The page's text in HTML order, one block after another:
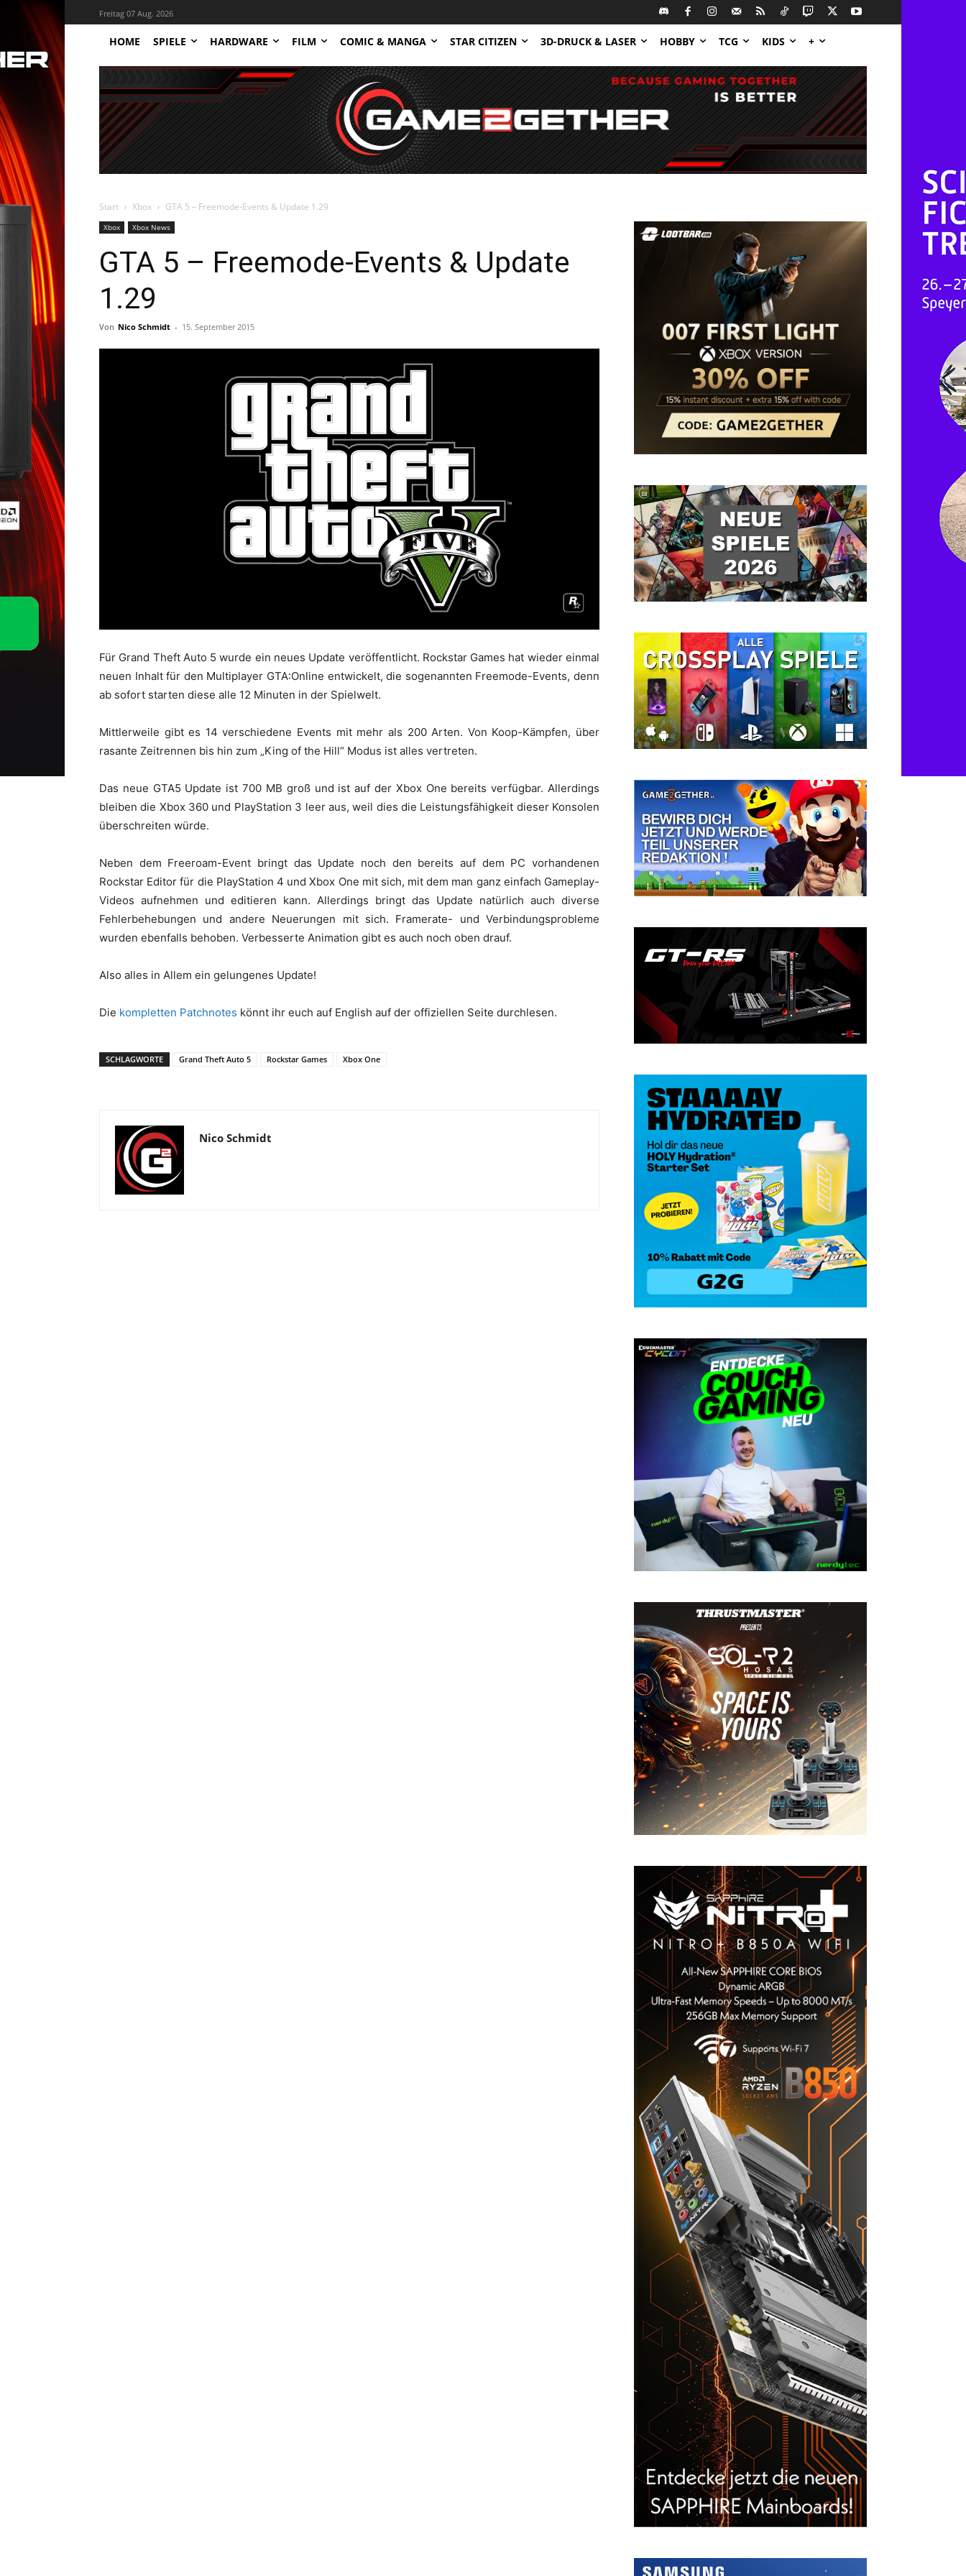
Freitag 07 Aug. 2026
HOME SPIELE HARDWARE FILM COMIC & MANGA STAR CITIZEN 3D-DRUCK & LASER HOBBY TCG KIDS +
Start Xbox GTA 5 – Freemode-Events & Update 1.29
Xbox Xbox News
GTA 5 – Freemode-Events & Update
1.29
Von Nico Schmidt - 15. September 2015
Für Grand Theft Auto 5 wurde ein neues Update veröffentlicht. Rockstar Games hat wieder einmal
neuen Inhalt für den Multiplayer GTA:Online entwickelt, die sogenannten Freemode-Events, denn
ab sofort starten diese alle 12 Minuten in der Spielwelt.
Mittlerweile gibt es 14 verschiedene Events mit mehr als 200 Arten. Von Koop-Kämpfen, über
rasante Zeitrennen bis hin zum „King of the Hill“ Modus ist alles vertreten.
Das neue GTA5 Update ist 700 MB groß und ist auf der Xbox One bereits verfügbar. Allerdings
bleiben die Xbox 360 und PlayStation 3 leer aus, weil dies die Leistungsfähigkeit dieser Konsolen
überschreiten würde.
Neben dem Freeroam-Event bringt das Update noch den bereits auf dem PC vorhandenen
Rockstar Editor für die PlayStation 4 und Xbox One mit sich, mit dem man ganz einfach Gameplay-
Videos aufnehmen und editieren kann. Allerdings bringt das Update natürlich auch diverse
Fehlerbehebungen und andere Neuerungen mit sich. Framerate- und Verbindungsprobleme
wurden ebenfalls behoben. Verbesserte Animation gibt es auch noch oben drauf.
Also alles in Allem ein gelungenes Update!
Die kompletten Patchnotes könnt ihr euch auf English auf der offiziellen Seite durchlesen.
SCHLAGWORTE Grand Theft Auto 5 Rockstar Games Xbox One
Nico Schmidt